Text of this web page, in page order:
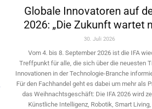
Globale Innovatoren auf
2026: „Die Zukunft wartet
30. Juli 2026
Vom 4. bis 8. September 2026 ist die IFA
Treffpunkt für alle, die sich über die neuesten
Innovationen in der Technologie-­Branche
Für den Fachhandel geht es dabei um mehr als
das Weihnachtsgeschäft: Die IFA 2026 wird
Künstliche Intelligenz, Robotik, Smart